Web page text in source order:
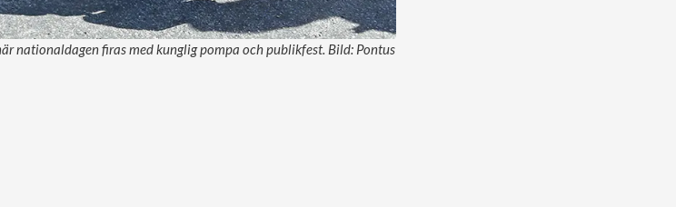
nationaldagen firas med kunglig pompa och publikfest. Bild: Pontus